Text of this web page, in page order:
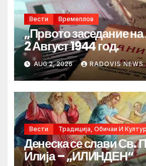
Вести Времеплов
„Првото заседание
2 Август 1944 год.
AUG 2, 2026 RADOVIS NEWS
Вести Традиција, Обичаи И
Денеска се слави Св.
Илија – „ИЛИНДЕН“